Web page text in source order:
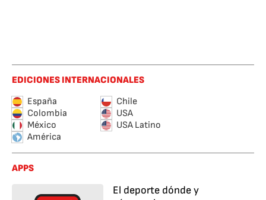
EDICIONES INTERNACIONALES
España
Chile
Colombia
USA
México
USA Latino
América
APPS
El deporte dónde y